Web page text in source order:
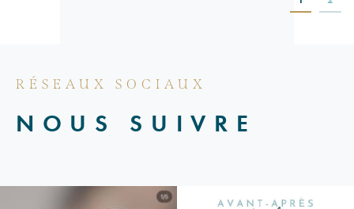
RÉSEAUX SOCIAUX
NOUS SUIVRE